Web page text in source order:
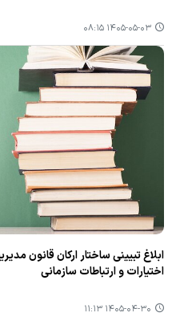
۱۴۰۵-۰۵-۰۳ ۰۸:۱۵
ابلاغ تبیینی ساختار ارکان قانون
اختیارات و ارتباطات سازمانی
۱۴۰۵-۰۴-۳۰ ۱۱:۱۳